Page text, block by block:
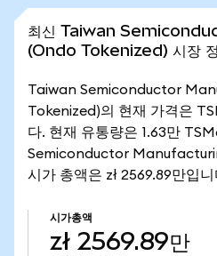
최신 Taiwan
(Ondo Tokenized) 시장
Taiwan Semiconductor
Tokenized)의 현재 가격은
다. 현재 유통량은 1.63만
Semiconductor
시가 총액은 zł 2569.89만입니
시가총액
zł 2569.89만